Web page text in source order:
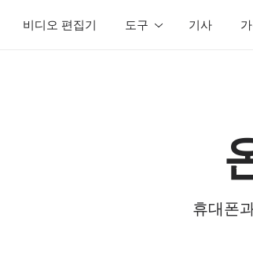
비디오 편집기 도구 기사
휴대폰